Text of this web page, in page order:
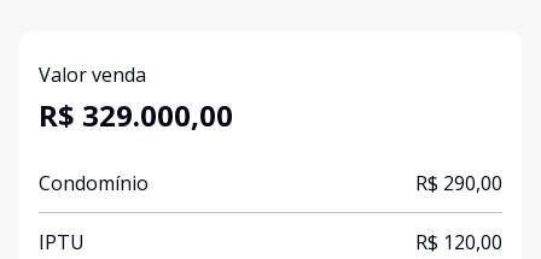
Valor venda
R$ 329.000,00
Condomínio R$ 290,00
IPTU R$ 120,00